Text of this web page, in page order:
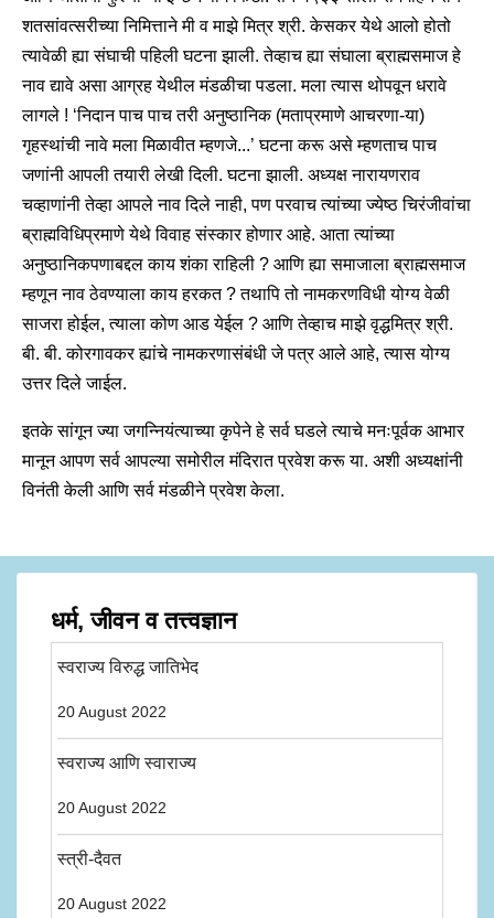
शतसांवत्सरीच्या निमित्ताने मी व माझे मित्र श्री. केसकर येथे आलो होतो
त्यावेळी ह्या संघाची पहिली घटना झाली. तेव्हाच ह्या संघाला ब्राह्मसमाज हे
नाव द्यावे असा आग्रह येथील मंडळीचा पडला. मला त्यास थोपवून धरावे
लागले ! ‘निदान पाच पाच तरी अनुष्ठानिक (मताप्रमाणे आचरणा-या)
गृहस्थांची नावे मला मिळावीत म्हणजे...’ घटना करू असे म्हणताच पाच
जणांनी आपली तयारी लेखी दिली. घटना झाली. अध्यक्ष नारायणराव
चव्हाणांनी तेव्हा आपले नाव दिले नाही, पण परवाच त्यांच्या ज्येष्ठ चिरंजीवांचा
ब्राह्मविधिप्रमाणे येथे विवाह संस्कार होणार आहे. आता त्यांच्या
अनुष्ठानिकपणाबद्दल काय शंका राहिली ? आणि ह्या समाजाला ब्राह्मसमाज
म्हणून नाव ठेवण्याला काय हरकत ? तथापि तो नामकरणविधी योग्य वेळी
साजरा होईल, त्याला कोण आड येईल ? आणि तेव्हाच माझे वृद्धमित्र श्री.
बी. बी. कोरगावकर ह्यांचे नामकरणासंबंधी जे पत्र आले आहे, त्यास योग्य
उत्तर दिले जाईल.
इतके सांगून ज्या जगन्नियंत्याच्या कृपेने हे सर्व घडले त्याचे मनःपूर्वक आभार
मानून आपण सर्व आपल्या समोरील मंदिरात प्रवेश करू या. अशी अध्यक्षांनी
विनंती केली आणि सर्व मंडळीने प्रवेश केला.
धर्म, जीवन व तत्त्वज्ञान
स्वराज्य विरुद्ध जातिभेद
20 August 2022
स्वराज्य आणि स्वाराज्य
20 August 2022
स्त्री-दैवत
20 August 2022